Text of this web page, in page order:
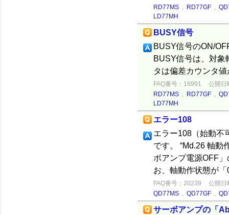
RD77MS , RD77GF ,
LD77MH
BUSY信号
BUSY信号のON/
BUSY信号は、対象
タは偏差カウンタ
FAQ番号：16991
公開日
RD77MS , RD77GF ,
LD77MH
エラー108
エラー108（始動不
です。 “Md.26 軸動
ボアンプ電源OFF
お、軸動作状態が
FAQ番号：20239
公開日
QD77MS , QD77GF ,
サーボアンプの「